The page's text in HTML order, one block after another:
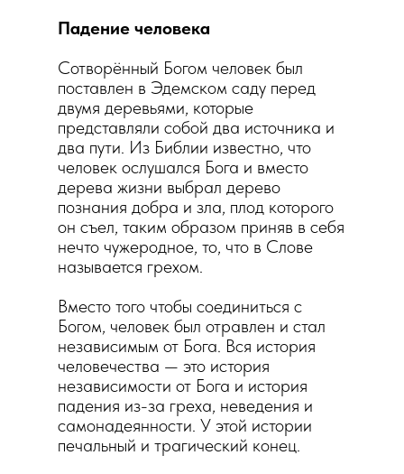
Падение человека
Сотворённый Богом человек был
поставлен в Эдемском саду перед
двумя деревьями, которые
представляли собой два источника и
два пути. Из Библии известно, что
человек ослушался Бога и вместо
дерева жизни выбрал дерево
познания добра и зла, плод которого
он съел, таким образом приняв в себя
нечто чужеродное, то, что в Слове
называется грехом.
Вместо того чтобы соединиться с
Богом, человек был отравлен и стал
независимым от Бога. Вся история
человечества — это история
независимости от Бога и история
падения из-за греха, неведения и
самонадеянности. У этой истории
печальный и трагический конец.